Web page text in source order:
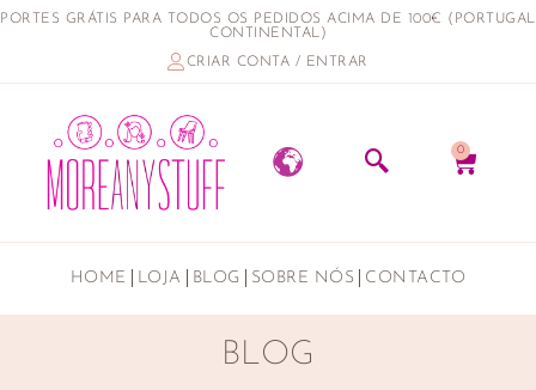
PORTES GRÁTIS PARA TODOS OS PEDIDOS ACIMA DE 100€ (PORTUGAL
CONTINENTAL)
CRIAR CONTA / ENTRAR
0
HOME LOJA BLOG SOBRE NÓS CONTACTO
BLOG